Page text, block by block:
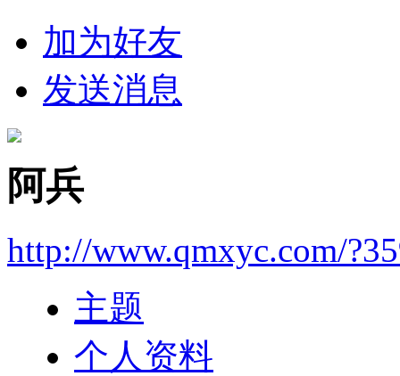
加为好友
发送消息
阿兵
http://www.qmxyc.com/
主题
个人资料